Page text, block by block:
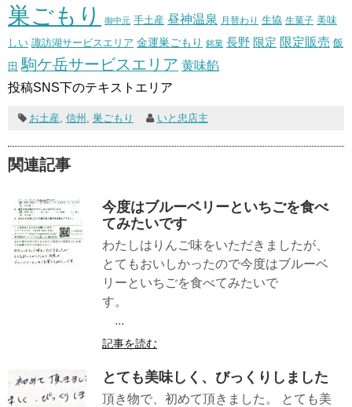
巣ごもり 御中元 手土産 昼神温泉 月替わり 生協 生菓子 美味
しい 諏訪湖サービスエリア 金運巣ごもり 銘菓 長野 限定 限定販売 飯
田 駒ケ岳サービスエリア 黄味餡
投稿SNS下のテキストエリア
お土産 信州 巣ごもり いと忠店主
関連記事
今度はブルーベリーといちごを食べ
てみたいです
わたしはりんご味をいただきましたが、
とてもおいしかったので今度はブルーベ
リーといちごを食べてみたいで
す。
...
記事を読む
とても美味しく、びっくりしました
頂き物で、初めて頂きました。 とても美